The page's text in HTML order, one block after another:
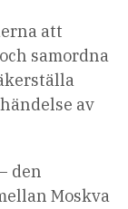
att
samordna
av
den
Moskva